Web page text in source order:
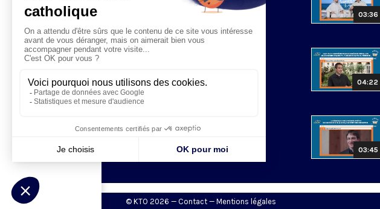
03:36
04:22
03:45
© KTO 2026 — Contact — Mentions légales